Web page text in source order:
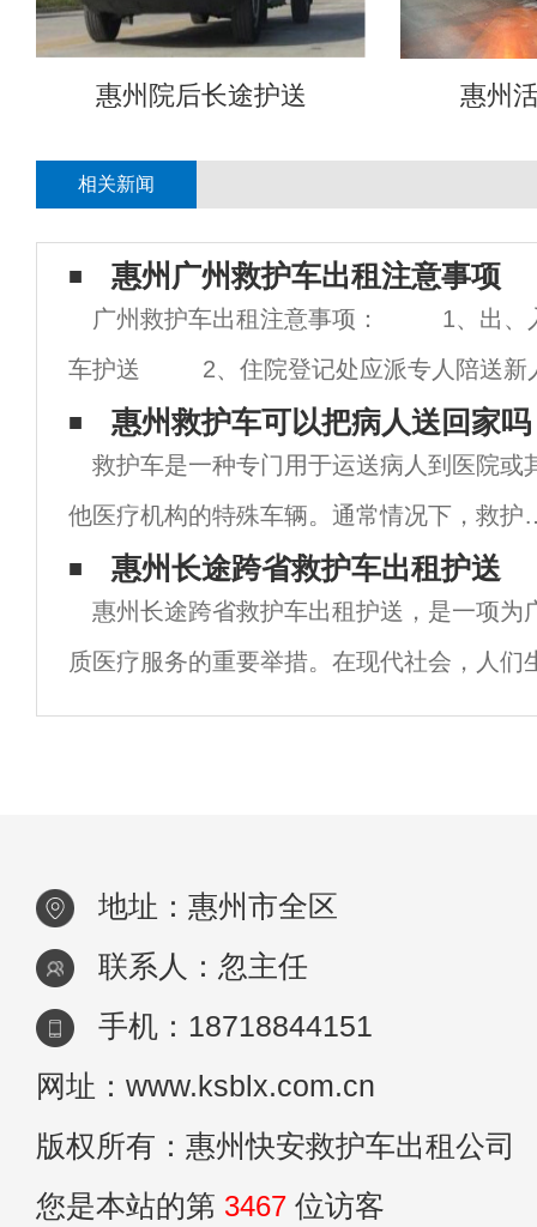
惠州院后长途护送 惠州
相关新闻
惠州广州救护车出租​注意事项
广州救护车出租注意事项： 1、出、
车护送 2、住院登记处应派专人陪送新
室，对行动不便或病情较重的病人，使用安
椅、车床等送至病房，
惠州救护车可以把病人送回家
救护车是一种专门用于运送病人到医院或
他医疗机构的特殊车辆。通常情况下，救护
主要负责将病人从事故现场或急救点送往医
院，以便尽快接受专业的医疗救治。然而，
时候病人可能需要回家，这就引发了一个问
惠州
惠州长途跨省救护车出租护送
惠州长途跨省救护车出租护送，是一项为
质医疗服务的重要举措。在现代社会，人们
和工作压力的增加，导致各种疾病的不断增
地址：惠州市全区
联系人：忽主任
手机：18718844151
网址：www.ksblx.com.cn
版权所有：惠州快安救护车出租公司
您是本站的第 3467 位访客